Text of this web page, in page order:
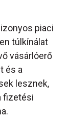
piaci
túlkínálat
vásárlóerő
és a
lesznek,
fizetési